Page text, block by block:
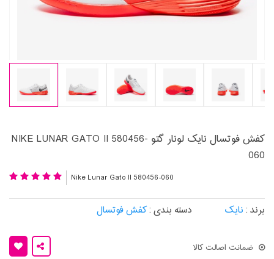
کفش فوتسال نایک لونار گتو NIKE LUNAR GATO II 580456-
060
Nike Lunar Gato II 580456-060
برند : نایک دسته بندی :کفش فوتسال
ضمانت اصالت کالا